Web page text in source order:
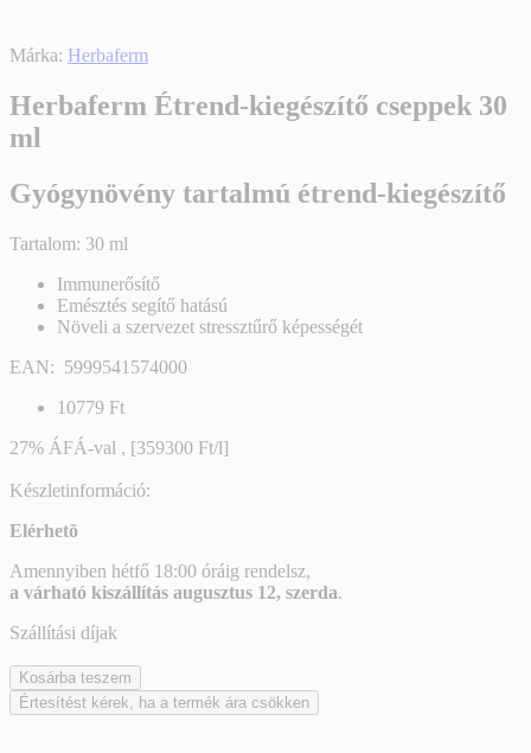
Márka: Herbaferm
Herbaferm Étrend-kiegészítő cseppek 30
ml
Gyógynövény tartalmú étrend-kiegészítő
Tartalom: 30 ml
Immunerősítő
Emésztés segítő hatású
Növeli a szervezet stressztűrő képességét
EAN: 5999541574000
10779 Ft
27% ÁFÁ-val , [359300 Ft/l]
Készletinformáció:
Elérhetõ
Amennyiben hétfő 18:00 óráig rendelsz,
a várható kiszállítás augusztus 12, szerda.
Szállítási díjak
Kosárba teszem
Értesítést kérek, ha a termék ára csökken